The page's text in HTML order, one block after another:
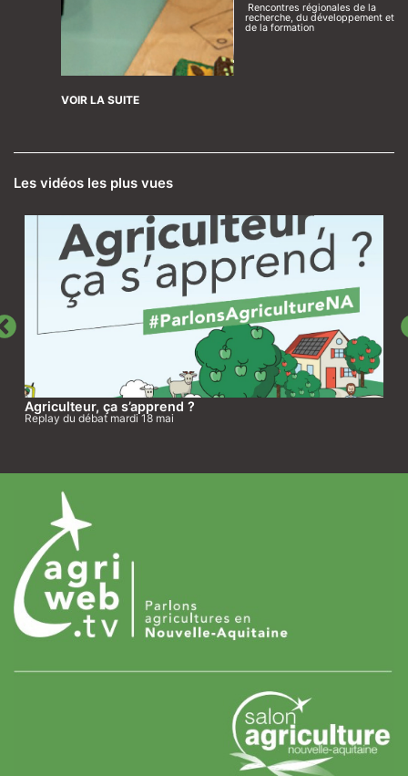
Rencontres régionales de la
recherche, du développement et
de la formation
VOIR LA SUITE
Les vidéos les plus vues
Agriculteur, ça s’apprend ?
Replay du débat mardi 18 mai